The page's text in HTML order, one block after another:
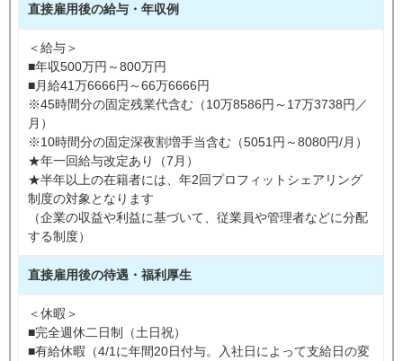
直接雇用後の給与・年収例
＜給与＞
■年収500万円～800万円
■月給41万6666円～66万6666円
※45時間分の固定残業代含む（10万8586円～17万3738円／
月）
※10時間分の固定深夜割増手当含む（5051円～8080円/月）
★年一回給与改定あり（7月）
★半年以上の在籍者には、年2回プロフィットシェアリング
制度の対象となります
（企業の収益や利益に基づいて、従業員や管理者などに分配
する制度）
直接雇用後の待遇・福利厚生
＜休暇＞
■完全週休二日制（土日祝）
■有給休暇（4/1に年間20日付与。入社日によって支給日の変